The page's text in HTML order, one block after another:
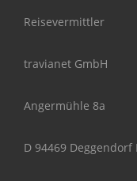
Reisevermittler
travianet GmbH
Angermühle 8a
D 94469